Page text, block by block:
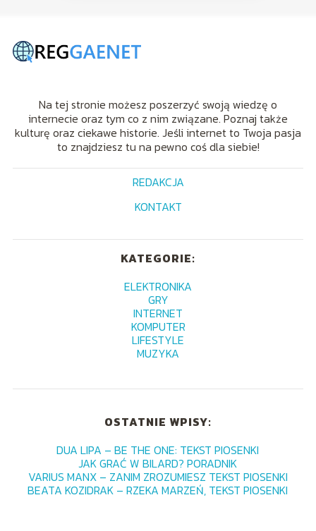
Na tej stronie możesz poszerzyć swoją wiedzę o
internecie oraz tym co z nim związane. Poznaj także
kulturę oraz ciekawe historie. Jeśli internet to Twoja pasja
to znajdziesz tu na pewno coś dla siebie!
REDAKCJA
KONTAKT
KATEGORIE:
ELEKTRONIKA
GRY
INTERNET
KOMPUTER
LIFESTYLE
MUZYKA
OSTATNIE WPISY:
DUA LIPA – BE THE ONE: TEKST PIOSENKI
JAK GRAĆ W BILARD? PORADNIK
VARIUS MANX – ZANIM ZROZUMIESZ TEKST PIOSENKI
BEATA KOZIDRAK – RZEKA MARZEŃ, TEKST PIOSENKI